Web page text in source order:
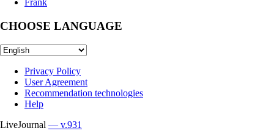
Frank
CHOOSE LANGUAGE
Privacy Policy
User Agreement
Recommendation technologies
Help
LiveJournal — v.931